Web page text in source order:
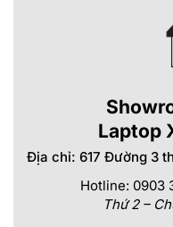
Laptop
Địa chỉ: 617 Đường 3
Hotline: 0903
Thứ 2 –